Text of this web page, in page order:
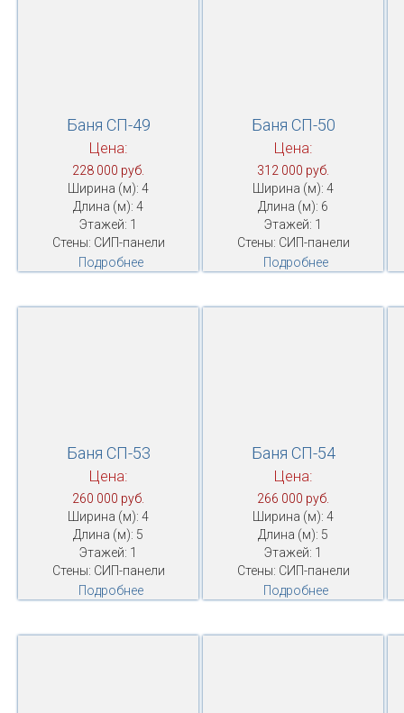
Баня СП-49
Цена:
228 000 руб.
Ширина (м): 4
Длина (м): 4
Этажей: 1
Стены: СИП-панели
Подробнее
Баня СП-50
Цена:
312 000 руб.
Ширина (м): 4
Длина (м): 6
Этажей: 1
Стены: СИП-панели
Подробнее
Баня СП-53
Цена:
260 000 руб.
Ширина (м): 4
Длина (м): 5
Этажей: 1
Стены: СИП-панели
Подробнее
Баня СП-54
Цена:
266 000 руб.
Ширина (м): 4
Длина (м): 5
Этажей: 1
Стены: СИП-панели
Подробнее